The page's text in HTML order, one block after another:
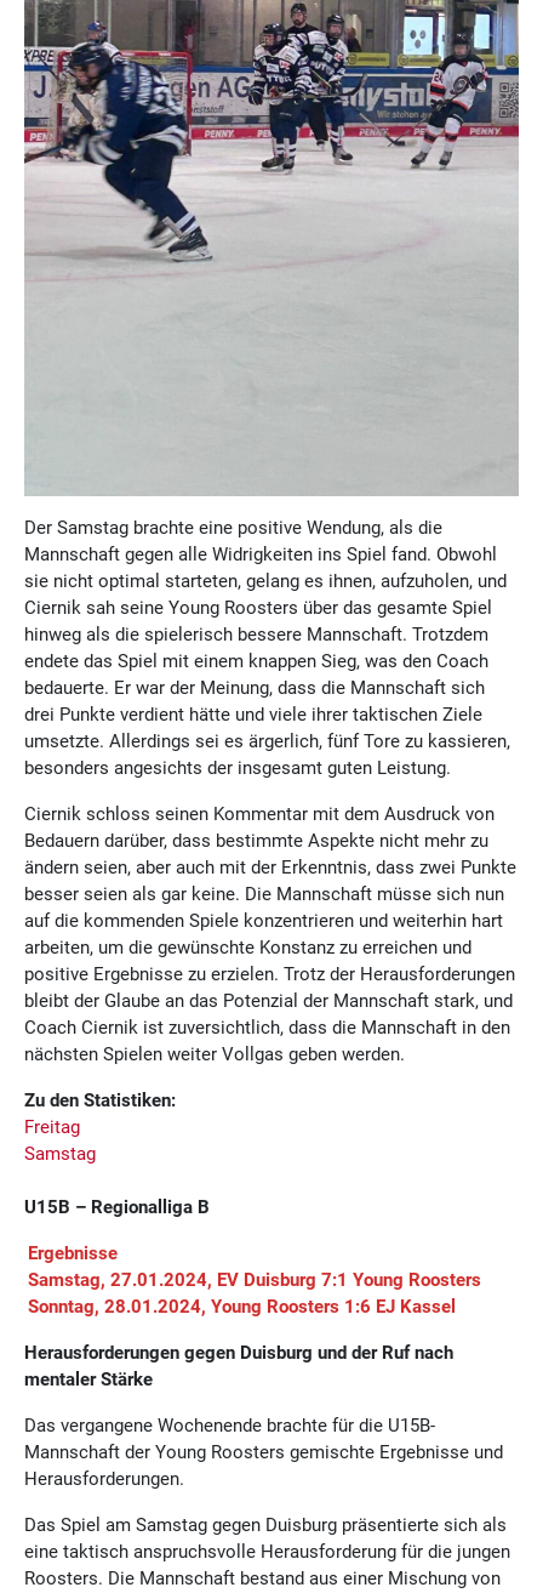
Der Samstag brachte eine positive Wendung, als die
Mannschaft gegen alle Widrigkeiten ins Spiel fand. Obwohl
sie nicht optimal starteten, gelang es ihnen, aufzuholen, und
Ciernik sah seine Young Roosters über das gesamte Spiel
hinweg als die spielerisch bessere Mannschaft. Trotzdem
endete das Spiel mit einem knappen Sieg, was den Coach
bedauerte. Er war der Meinung, dass die Mannschaft sich
drei Punkte verdient hätte und viele ihrer taktischen Ziele
umsetzte. Allerdings sei es ärgerlich, fünf Tore zu kassieren,
besonders angesichts der insgesamt guten Leistung.
Ciernik schloss seinen Kommentar mit dem Ausdruck von
Bedauern darüber, dass bestimmte Aspekte nicht mehr zu
ändern seien, aber auch mit der Erkenntnis, dass zwei Punkte
besser seien als gar keine. Die Mannschaft müsse sich nun
auf die kommenden Spiele konzentrieren und weiterhin hart
arbeiten, um die gewünschte Konstanz zu erreichen und
positive Ergebnisse zu erzielen. Trotz der Herausforderungen
bleibt der Glaube an das Potenzial der Mannschaft stark, und
Coach Ciernik ist zuversichtlich, dass die Mannschaft in den
nächsten Spielen weiter Vollgas geben werden.
Zu den Statistiken:
Freitag
Samstag
U15B – Regionalliga B
Ergebnisse
Samstag, 27.01.2024, EV Duisburg 7:1 Young Roosters
Sonntag, 28.01.2024, Young Roosters 1:6 EJ Kassel
Herausforderungen gegen Duisburg und der Ruf nach
mentaler Stärke
Das vergangene Wochenende brachte für die U15B-
Mannschaft der Young Roosters gemischte Ergebnisse und
Herausforderungen.
Das Spiel am Samstag gegen Duisburg präsentierte sich als
eine taktisch anspruchsvolle Herausforderung für die jungen
Roosters. Die Mannschaft bestand aus einer Mischung von